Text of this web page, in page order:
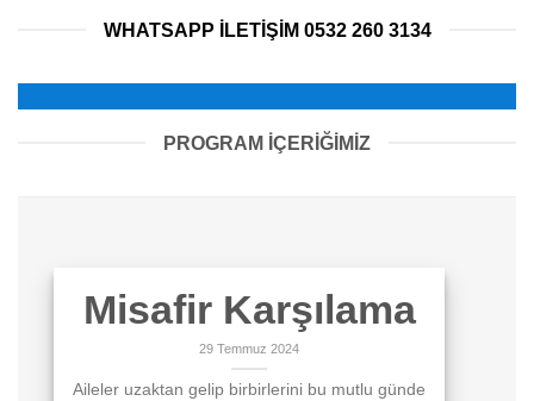
WHATSAPP ILETIŞIM 0532 260 3134
PROGRAM İÇERİĞİMİZ
Misafir Karşılama
29 Temmuz 2024
Aileler uzaktan gelip birbirlerini bu mutlu günde